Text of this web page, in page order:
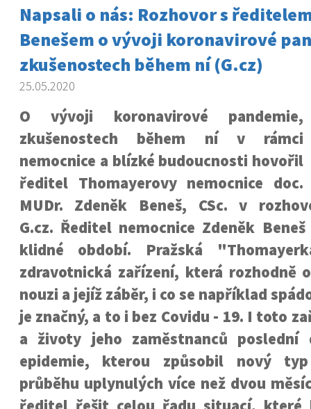
Napsali o nás: Rozhovor s
Benešem o vývoji koronavirové
zkušenostech během ní (G.cz)
25.05.2020
O vývoji koronavirové pandemie,
zkušenostech během ní v rámci
nemocnice a blízké budoucnosti hovořil
ředitel Thomayerovy nemocnice doc.
MUDr. Zdeněk Beneš, CSc. v
G.cz. Ředitel nemocnice Zdeněk
klidné období. Pražská
zdravotnická zařízení, která rozhodně
nouzi a jejíž záběr, i co se například
je značný, a to i bez Covidu - 19. I toto
a životy jeho zaměstnanců poslední
epidemie, kterou způsobil nový
průběhu uplynulých více než dvou